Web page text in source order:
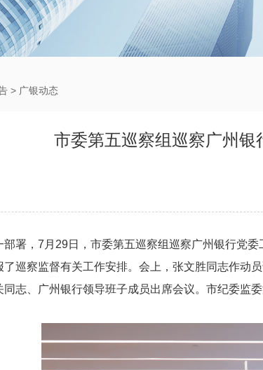
> 广银动态
市委第五巡察组巡察广州银
署， 7 月29日，市委第五巡察组巡察广州银行党委
巡察监督有关工作安排。会上，张文胜同志作动员
同志 广州银行领导班子成员出席会议。市纪委监委